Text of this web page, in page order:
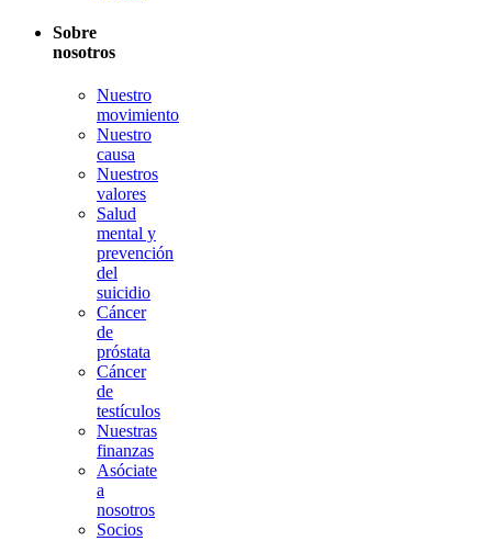
Sobre
nosotros
Nuestro
movimiento
Nuestro
causa
Nuestros
valores
Salud
mental y
prevención
del
suicidio
Cáncer
de
próstata
Cáncer
de
testículos
Nuestras
finanzas
Asóciate
a
nosotros
Socios